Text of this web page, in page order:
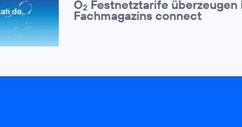
O2 Festnetztarife
Fachmagazins connect